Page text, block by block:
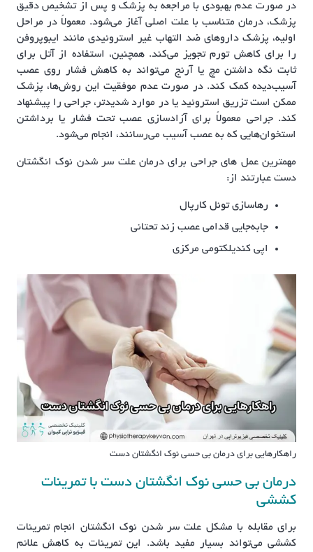
در صورت عدم بهبودی با مراجعه به پزشک و پس از تشخیص دقیق
پزشک، درمان متناسب با علت اصلی آغاز می‌شود. معمولاً در مراحل
اولیه، پزشک داروهای ضد التهاب غیر استروئیدی مانند ایبوپروفن
را برای کاهش تورم تجویز می‌کند. همچنین، استفاده از آتل برای
ثابت نگه داشتن مچ یا آرنج می‌تواند به کاهش فشار روی عصب
آسیب‌دیده کمک کند. در صورت عدم موفقیت این روش‌ها، پزشک
ممکن است تزریق استروئید یا در موارد شدیدتر، جراحی را پیشنهاد
کند. جراحی معمولاً برای آزادسازی عصب تحت فشار یا برداشتن
استخوان‌هایی که به عصب آسیب می‌رسانند، انجام می‌شود.
مهمترین عمل های جراحی برای درمان علت سر شدن نوک انگشتان
دست عبارتند از:
رهاسازی تونل کارپال
جابه‌جایی قدامی عصب زند تحتانی
اپی کندیلکتومی مرکزی
راهکارهایی برای درمان بی حسی نوک انگشتان دست
درمان بی حسی نوک انگشتان دست با تمرینات
کششی
برای مقابله با مشکل علت سر شدن نوک انگشتان انجام تمرینات
کششی می‌تواند بسیار مفید باشد. این تمرینات به کاهش علائم